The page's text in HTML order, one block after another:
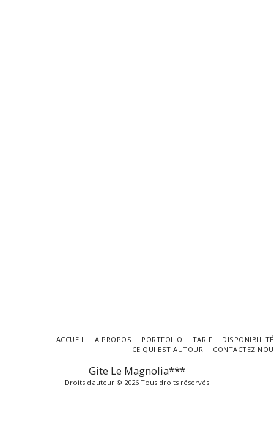
Gite Le Magnolia***
Droits d'auteur © 2026 Tous droits réservés
ACCUEIL A PROPOS PORTFOLIO TARIF
CE QUI EST AUTOUR
CONTACTEZ